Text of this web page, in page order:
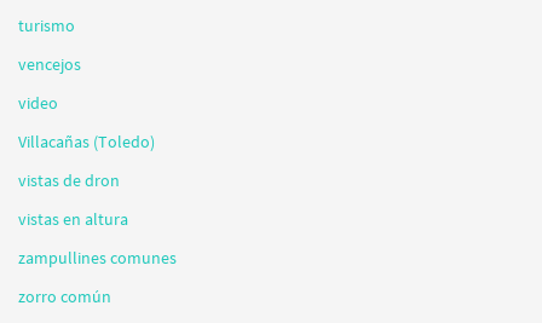
turismo
vencejos
video
Villacañas (Toledo)
vistas de dron
vistas en altura
zampullines comunes
zorro común